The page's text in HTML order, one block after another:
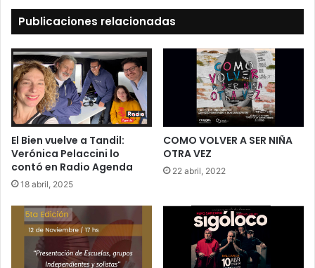
Publicaciones relacionadas
El Bien vuelve a Tandil:
Verónica Pelaccini lo
contó en Radio Agenda
18 abril, 2025
COMO VOLVER A SER NIÑA
OTRA VEZ
22 abril, 2022